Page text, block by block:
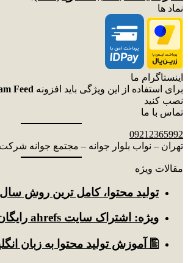
نماد ها
اینستاگرام ما
برای استفاده از این ویژگی باید افزونه Feed
نصب کنید
تماس با ما
09212365992
تهران – نواب بلوار جوانه – مجتمع جوانه
مقالات ویژه
توليد محتوا، کامل ترین روش سال
ویژه: اشتراک سایت ahrefs رایگان شد
🖺 آموزش تولید محتوا به زبان